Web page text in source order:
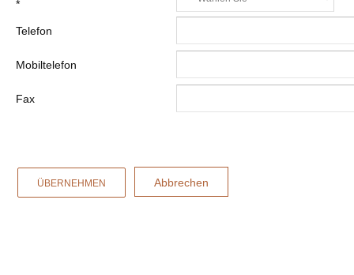
*
Telefon
Mobiltelefon
Fax
ÜBERNEHMEN Abbrechen